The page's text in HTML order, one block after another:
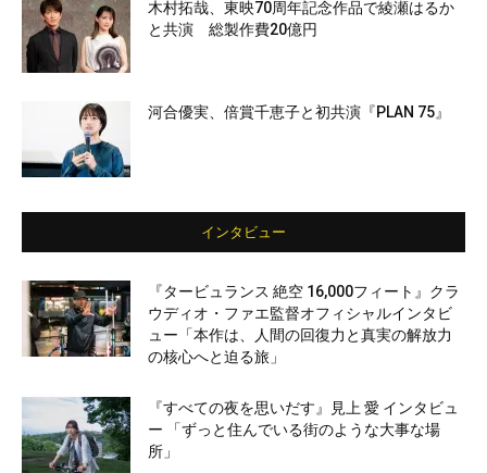
木村拓哉、東映70周年記念作品で綾瀬はるか
と共演 総製作費20億円
河合優実、倍賞千恵子と初共演『PLAN 75』
インタビュー
『タービュランス 絶空 16,000フィート』クラ
ウディオ・ファエ監督オフィシャルインタビ
ュー「本作は、人間の回復力と真実の解放力
の核心へと迫る旅」
『すべての夜を思いだす』見上 愛 インタビュ
ー 「ずっと住んでいる街のような大事な場
所」